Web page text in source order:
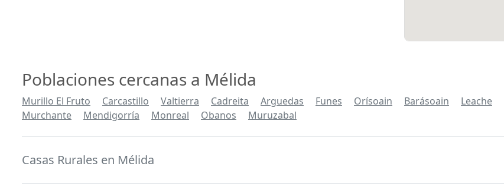
Poblaciones cercanas a Mélida
Murillo El Fruto Carcastillo Valtierra Cadreita Arguedas Funes Orísoain Barásoain Leache
Murchante
Mendigorría Monreal Obanos Muruzabal
Casas Rurales en Mélida